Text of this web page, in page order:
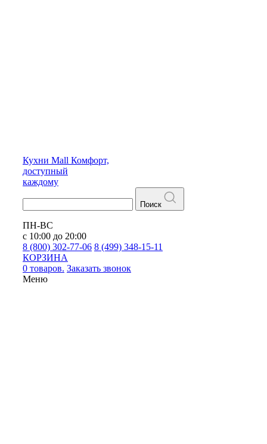
Кухни Mall Комфорт,
доступный
каждому
Поиск
ПН-ВС
с 10:00 до 20:00
8 (800) 302-77-06 8 (499) 348-15-11
КОРЗИНА
0 товаров. Заказать звонок
Меню